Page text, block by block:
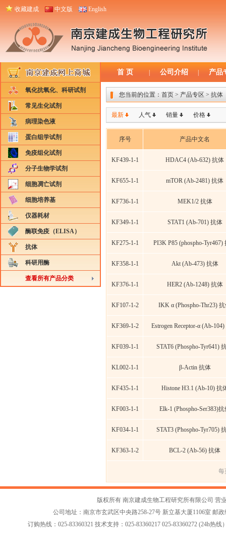
收藏建成 中文版 English
首 页 公司介绍 产品
氧化抗氧化、科研试剂
常见生化试剂
病理染色液
蛋白组学试剂
免疫组化试剂
分子生物学试剂
细胞凋亡试剂
细胞培养基
仪器耗材
酶联免疫（ELISA）
抗体
科研用酶
查看所有产品分类
您当前的位置： 首页 > 产品专区 > 抗体
最新 人气 销量 价格
序号 产品中文名
KF439-1-1 HDAC4 (Ab-632) 抗体
KF655-1-1 mTOR (Ab-2481) 抗体
KF736-1-1 MEK1/2 抗体
KF349-1-1 STAT1 (Ab-701) 抗体
KF275-1-1 PI3K P85 (phospho-Tyr467)
KF358-1-1 Akt (Ab-473) 抗体
KF376-1-1 HER2 (Ab-1248) 抗体
KF107-1-2 IKK α (Phospho-Thr23)
KF369-1-2 Estrogen Receptor-α (Ab-
KF039-1-1 STAT6 (Phospho-Tyr641)
KL002-1-1 β-Actin 抗体
KF435-1-1 Histone H3.1 (Ab-10) 抗
KF003-1-1 Elk-1 (Phospho-Ser383)抗
KF034-1-1 STAT3 (Phospho-Tyr705)
KF363-1-2 BCL-2 (Ab-56) 抗体
每
版权所有 南京建成生物工程研究所有限公司 营
公司地址：南京市玄武区中央路258-27号 新立基大厦1106室 邮政
订购热线：025-83360321 技术支持：025-83360217 025-83360272 (24h热